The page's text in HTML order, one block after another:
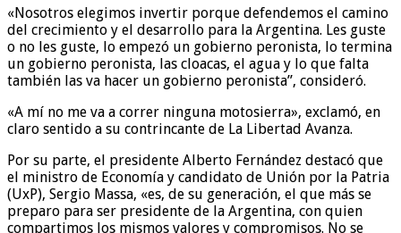
«Nosotros elegimos invertir porque defendemos el camino
del crecimiento y el desarrollo para la Argentina. Les guste
o no les guste, lo empezó un gobierno peronista, lo termina
un gobierno peronista, las cloacas, el agua y lo que falta
también las va hacer un gobierno peronista”, consideró.
«A mí no me va a correr ninguna motosierra», exclamó, en
claro sentido a su contrincante de La Libertad Avanza.
Por su parte, el presidente Alberto Fernández destacó que
el ministro de Economía y candidato de Unión por la Patria
(UxP), Sergio Massa, «es, de su generación, el que más se
preparo para ser presidente de la Argentina, con quien
compartimos los mismos valores y compromisos. No se